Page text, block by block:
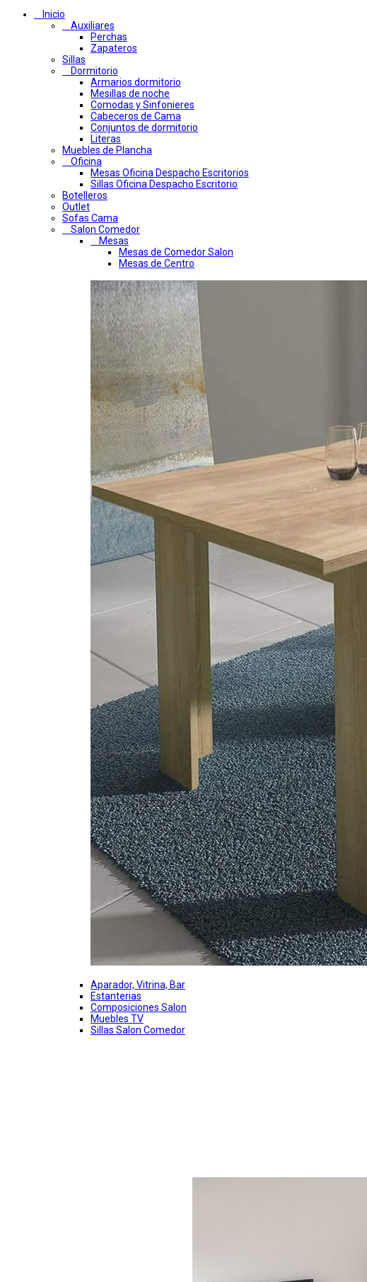
Inicio
Auxiliares
Perchas
Zapateros
Sillas
Dormitorio
Armarios dormitorio
Mesillas de noche
Comodas y Sinfonieres
Cabeceros de Cama
Conjuntos de dormitorio
Literas
Muebles de Plancha
Oficina
Mesas Oficina Despacho Escritorios
Sillas Oficina Despacho Escritorio
Botelleros
Outlet
Sofas Cama
Salon Comedor
Mesas
Mesas de Comedor Salon
Mesas de Centro
Aparador, Vitrina, Bar
Estanterias
Composiciones Salon
Muebles TV
Sillas Salon Comedor